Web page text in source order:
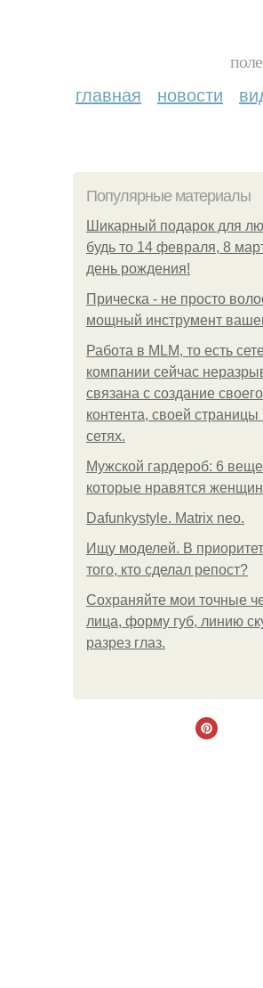
главная новости
Популярные материалы
Шикарный подарок для
будь то 14 февраля, 8
день рождения!
Прическа - не просто
мощный инструмент
Работа в MLM, то есть
компании сейчас
связана с создание своего
контента, своей страницы
сетях.
Мужской гардероб: 6
которые нравятся
Dafunkystyle. Matrix neo.
Ищу моделей. В
того, кто сделал репост?
Сохраняйте мои точные
лица, форму губ, линию
разрез глаз.